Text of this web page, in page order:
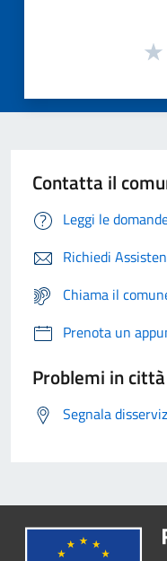
Contatta il
Leggi le
Richiedi
Chiama il
Prenota un
Problemi in città
Segnala